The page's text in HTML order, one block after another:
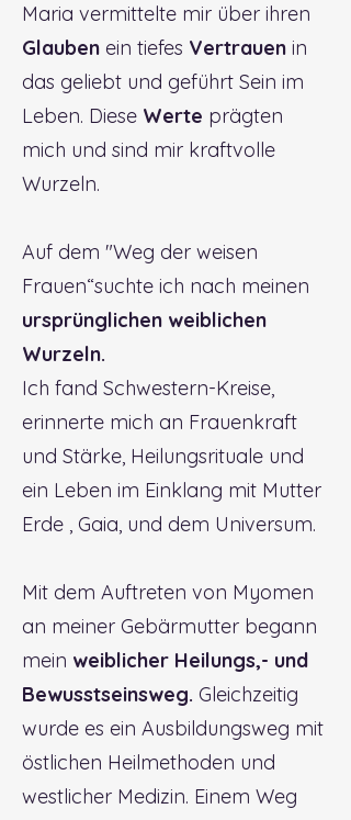
Maria vermittelte mir über ihren
Glauben ein tiefes Vertrauen in
das geliebt und geführt Sein im
Leben. Diese Werte prägten
mich und sind mir kraftvolle
Wurzeln.
Auf dem "Weg der weisen
Frauen“suchte ich nach meinen
ursprünglichen weiblichen
Wurzeln.
Ich fand Schwestern-Kreise,
erinnerte mich an Frauenkraft
und Stärke, Heilungsrituale und
ein Leben im Einklang mit Mutter
Erde , Gaia, und dem Universum.
Mit dem Auftreten von Myomen
an meiner Gebärmutter begann
mein weiblicher Heilungs,- und
Bewusstseinsweg. Gleichzeitig
wurde es ein Ausbildungsweg mit
östlichen Heilmethoden und
westlicher Medizin. Einem Weg